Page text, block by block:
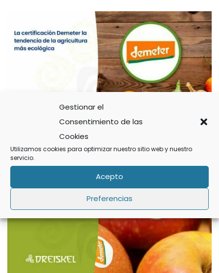
Gestionar el
Consentimiento de las
Cookies
Utilizamos cookies para optimizar nuestro sitio web y nuestro
servicio.
Acepto
Preferencias
La certificación Demeter la tendencia
de la agricultura más ecológica